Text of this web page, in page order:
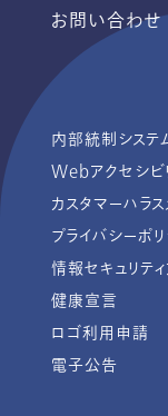
お問い合わせ
内部統制システ
Webアクセシビ
カスタマーハラ
プライバシーポ
情報セキュリテ
健康宣言
ロゴ利用申請
電子公告